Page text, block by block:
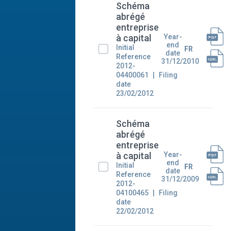
Schéma
abrégé
entreprise
à capital
Initial
Reference
2012-
04400061
Filing
date
23/02/2012
Year-
end
date
31/12/2010
FR
Schéma
abrégé
entreprise
à capital
Initial
Reference
2012-
04100465
Filing
date
22/02/2012
Year-
end
date
31/12/2009
FR